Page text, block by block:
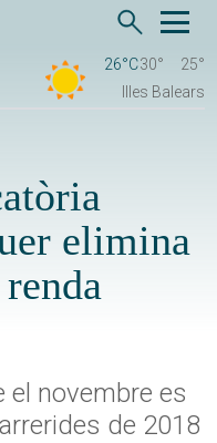
26°C30°
25°
Illes Balears
elimina
el novembre es
de 2018